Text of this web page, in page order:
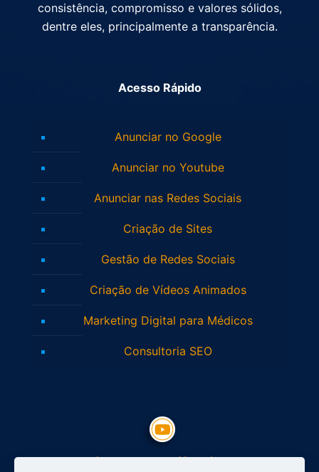
consistência, compromisso e valores sólidos,
dentre eles, principalmente a transparência.
Acesso Rápido
Anunciar no Google
Anunciar no Youtube
Anunciar nas Redes Sociais
Criação de Sites
Gestão de Redes Sociais
Criação de Vídeos Animados
Marketing Digital para Médicos
Consultoria SEO
Inscreva-se no Youtube